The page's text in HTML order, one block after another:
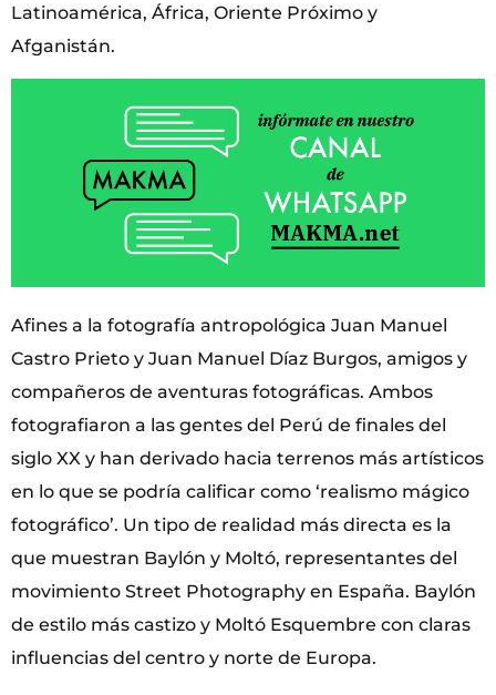
Latinoamérica, África, Oriente Próximo y
Afganistán.
Afines a la fotografía antropológica Juan Manuel
Castro Prieto y Juan Manuel Díaz Burgos, amigos y
compañeros de aventuras fotográficas. Ambos
fotografiaron a las gentes del Perú de finales del
siglo XX y han derivado hacia terrenos más artísticos
en lo que se podría calificar como ‘realismo mágico
fotográfico’. Un tipo de realidad más directa es la
que muestran Baylón y Moltó, representantes del
movimiento Street Photography en España. Baylón
de estilo más castizo y Moltó Esquembre con claras
influencias del centro y norte de Europa.